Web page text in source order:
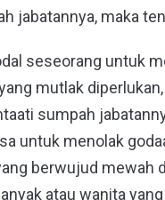
jabatannya, maka
seseorang untuk
mutlak
sumpah
untuk menolak
berwujud mewah
atau wanita